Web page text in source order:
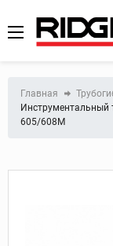
Главная
Инструментальный
605/608М